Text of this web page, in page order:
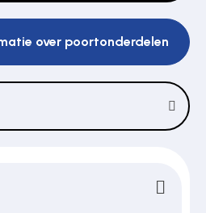
over poortonderdelen